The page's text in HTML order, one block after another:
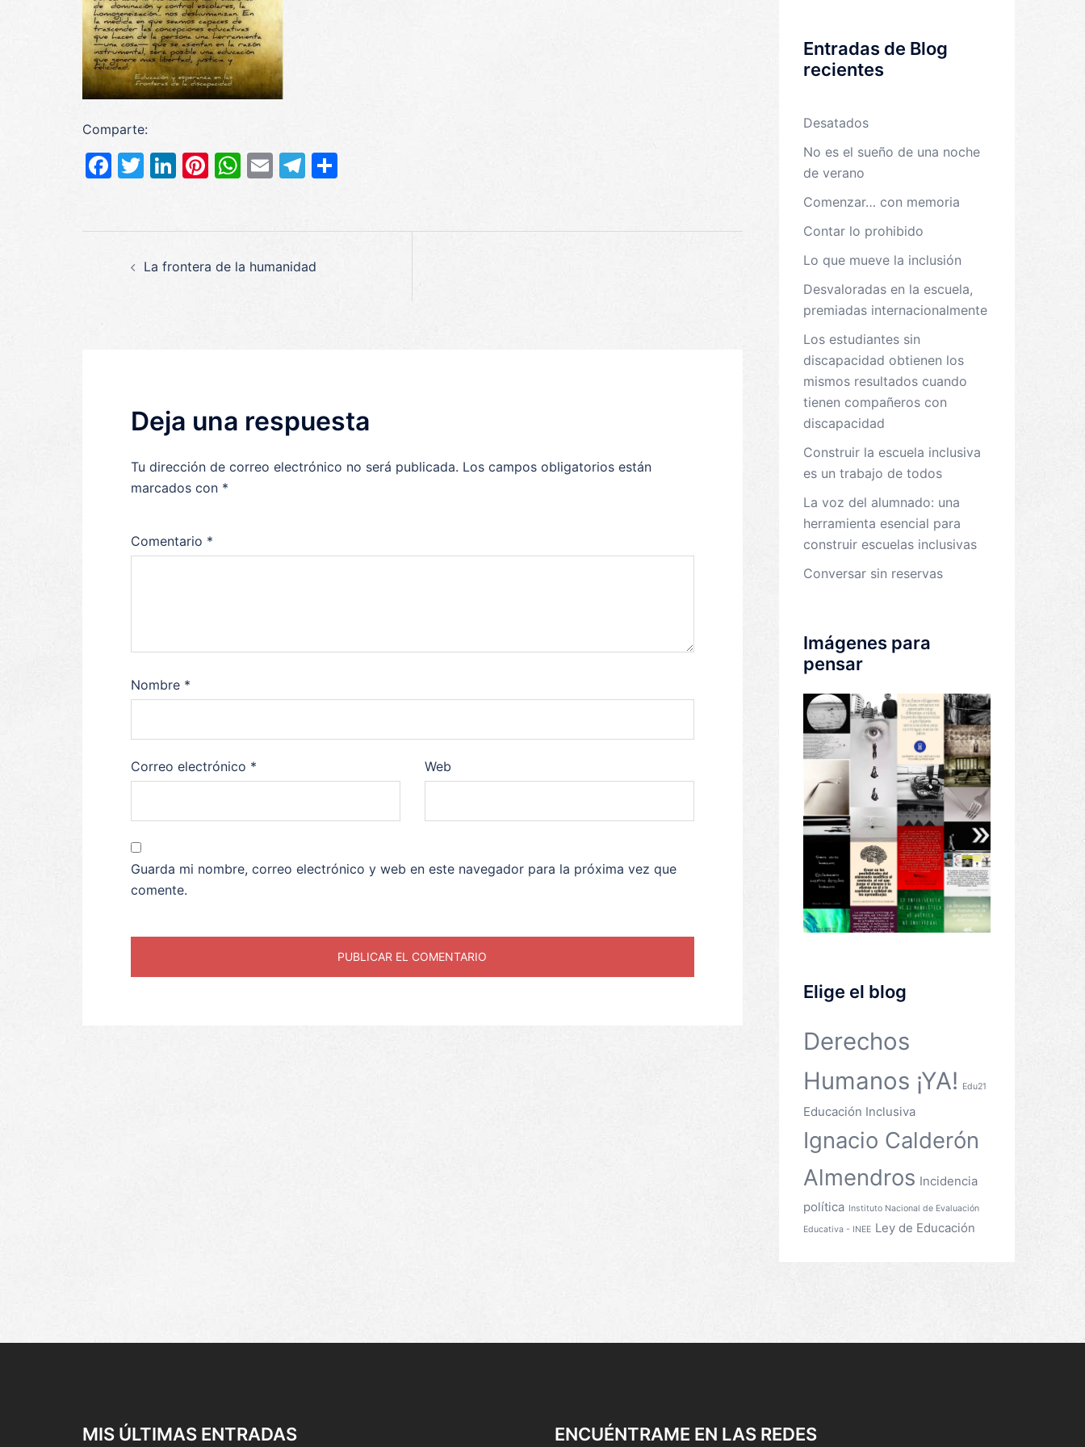
Comparte:
Facebook
Twitter
LinkedIn
Pinterest
WhatsApp
EmailTelegram
Navegación
La frontera de la humanidad
Deja una respuesta
Tu dirección de correo electrónico no será publicada. Los campos obligatorios están
marcados con *
Comentario *
Nombre *
Correo electrónico * Web
Guarda mi nombre, correo electrónico y web en este navegador para la próxima vez que
comente.
Entradas de Blog
recientes
Desatados
No es el sueño de una noche
de verano
Comenzar… con memoria
Contar lo prohibido
Lo que mueve la inclusión
Desvaloradas en la escuela,
premiadas internacionalmente
Los estudiantes sin
discapacidad obtienen los
mismos resultados cuando
tienen compañeros con
discapacidad
Construir la escuela inclusiva
es un trabajo de todos
La voz del alumnado: una
herramienta esencial para
construir escuelas inclusivas
Conversar sin reservas
Imágenes para
pensar
Elige el blog
Derechos
Humanos ¡YA!
Edu21
Educación Inclusiva
Ignacio Calderón
Almendros Incidencia
política Instituto Nacional de Evaluación
Educativa - INEE Ley de Educación
MIS ÚLTIMAS ENTRADAS ENCUÉNTRAME EN LAS REDES